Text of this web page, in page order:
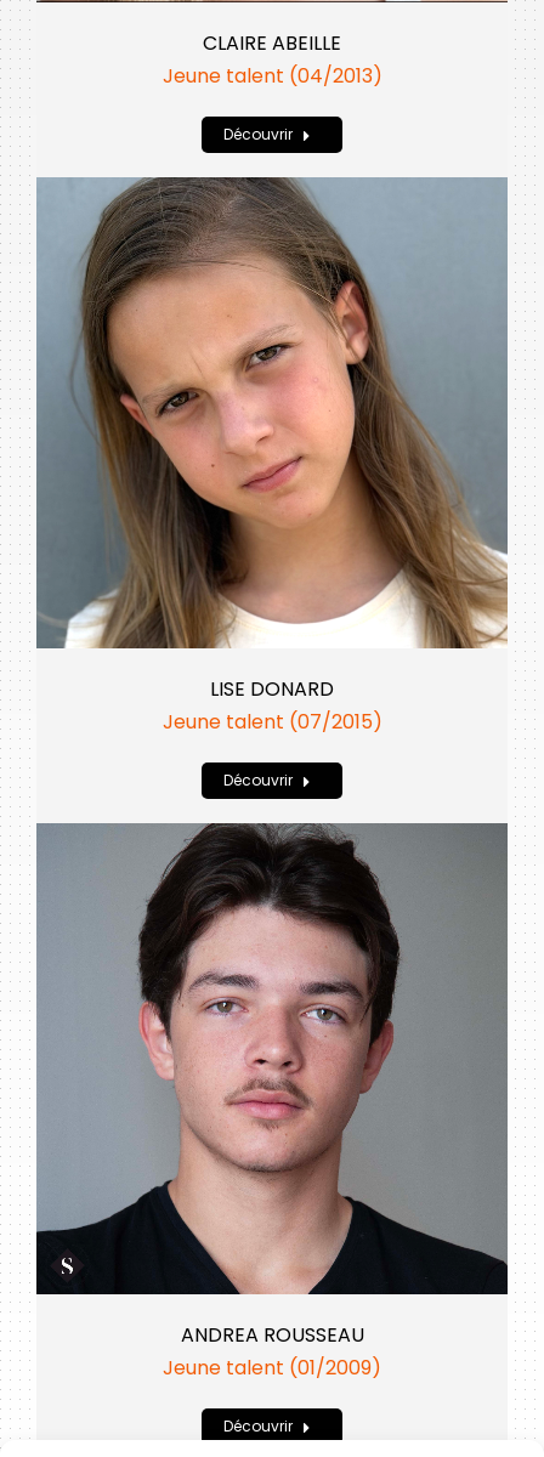
CLAIRE ABEILLE
Jeune talent (04/2013)
Découvrir
LISE DONARD
Jeune talent (07/2015)
Découvrir
ANDREA ROUSSEAU
Jeune talent (01/2009)
Découvrir